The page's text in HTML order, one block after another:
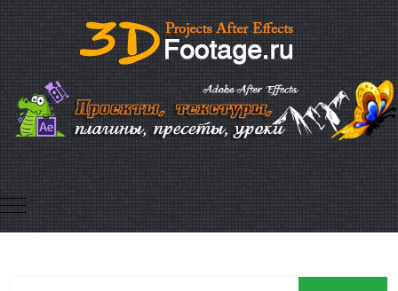
Mobile Menu Toggle